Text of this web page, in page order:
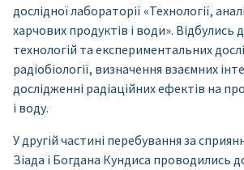
дослідної лабораторії «Технології,
харчових продуктів і води». Відбулись
технологій та експериментальних
радіобіології, визначення взаємних
дослідженні радіаційних ефектів на
і воду.
У другій частині перебування за
Зіада і Богдана Кундиса проводились